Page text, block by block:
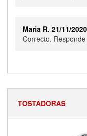
Maria R. 21/11/
Correcto.
TOSTADORAS